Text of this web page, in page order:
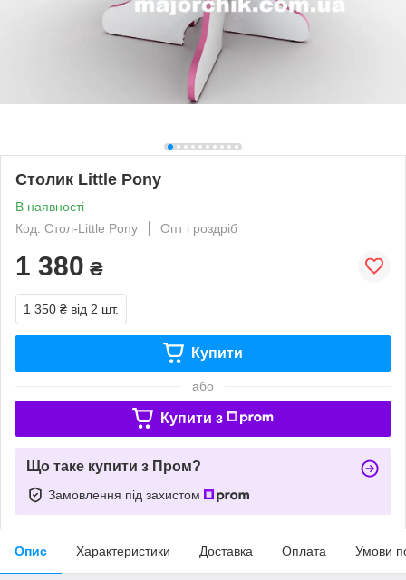
Столик Little Pony
В наявності
Код: Стол-Little Pony
Опт і роздріб
1 380 ₴
1 350 ₴ від 2 шт.
Купити
або
Купити з
Що таке купити з Пром?
Замовлення під захистом
Опис Характеристики Доставка Оплата Умови